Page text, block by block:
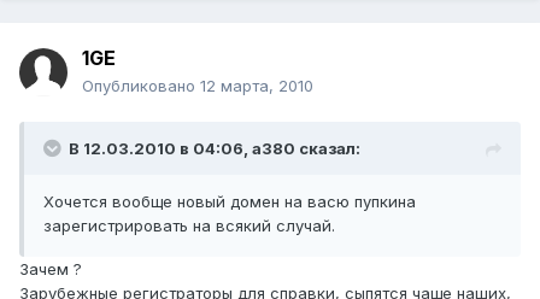
1GE
Опубликовано 12 марта, 2010
В 12.03.2010 в 04:06, a380 сказал:
Хочется вообще новый домен на васю пупкина
зарегистрировать на всякий случай.
Зачем ?
Зарубежные регистраторы для справки, сыпятся чаще наших,